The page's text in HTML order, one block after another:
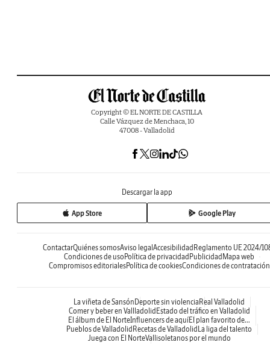
Copyright © EL NORTE DE CASTILLA
Calle Vázquez de Menchaca, 10
47008 - Valladolid
Descargar la app
App Store Google Play
ContactarQuiénes somosAviso legal Accesibilidad Reglamento UE 2024/
Condiciones de uso Política de privacidad Publicidad Mapa web
Compromisos editorialesPolítica de cookiesCondiciones de contratación
La viñeta de Sansón Deporte sin violencia Real Valladolid
Comer y beber en Vallladolid Estado del tráfico en Valladolid
El álbum de El NorteInfluencers de aquíEl plan favorito de...
Pueblos de Valladolid Recetas de Valladolid La liga del talento
Juega con El NorteVallisoletanos por el mundo